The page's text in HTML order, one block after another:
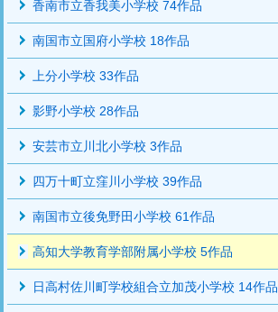
香南市立香我美小学校 74作品
南国市立国府小学校 18作品
上分小学校 33作品
影野小学校 28作品
安芸市立川北小学校 3作品
四万十町立窪川小学校 39作品
南国市立後免野田小学校 61作品
高知大学教育学部附属小学校 5作品
日高村佐川町学校組合立加茂小学校 14作品